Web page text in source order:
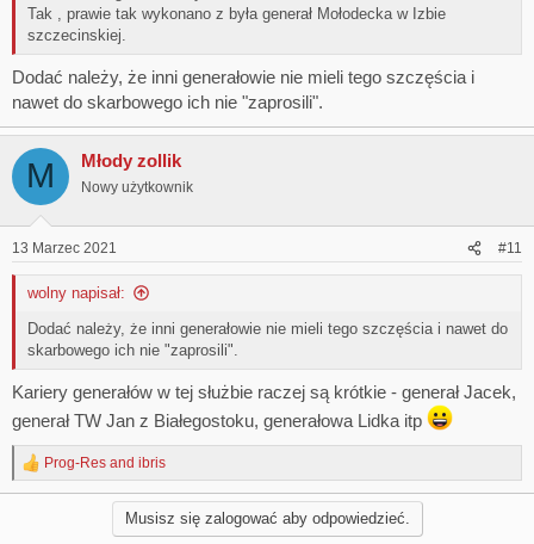
Tak , prawie tak wykonano z była generał Mołodecka w Izbie
szczecinskiej.
Dodać należy, że inni generałowie nie mieli tego szczęścia i
nawet do skarbowego ich nie "zaprosili".
M Młody zollik
Nowy użytkownik
13 Marzec 2021 #11
wolny napisał:
Dodać należy, że inni generałowie nie mieli tego szczęścia i nawet do
skarbowego ich nie "zaprosili".
Kariery generałów w tej służbie raczej są krótkie - generał Jacek,
generał TW Jan z Białegostoku, generałowa Lidka itp
R
e
Prog-Res and ibris
Musisz się zalogować aby odpowiedzieć.